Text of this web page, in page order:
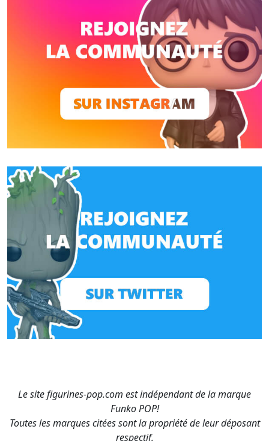
Le site figurines-pop.com est indépendant de la marque
Funko POP!
Toutes les marques citées sont la propriété de leur déposant
respectif.